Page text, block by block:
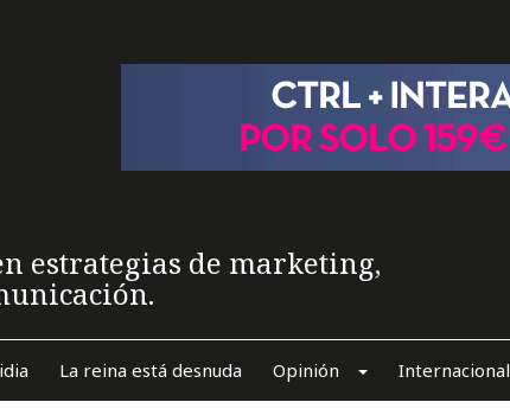
estrategias de marketing,
La reina está desnuda Opinión Internacional